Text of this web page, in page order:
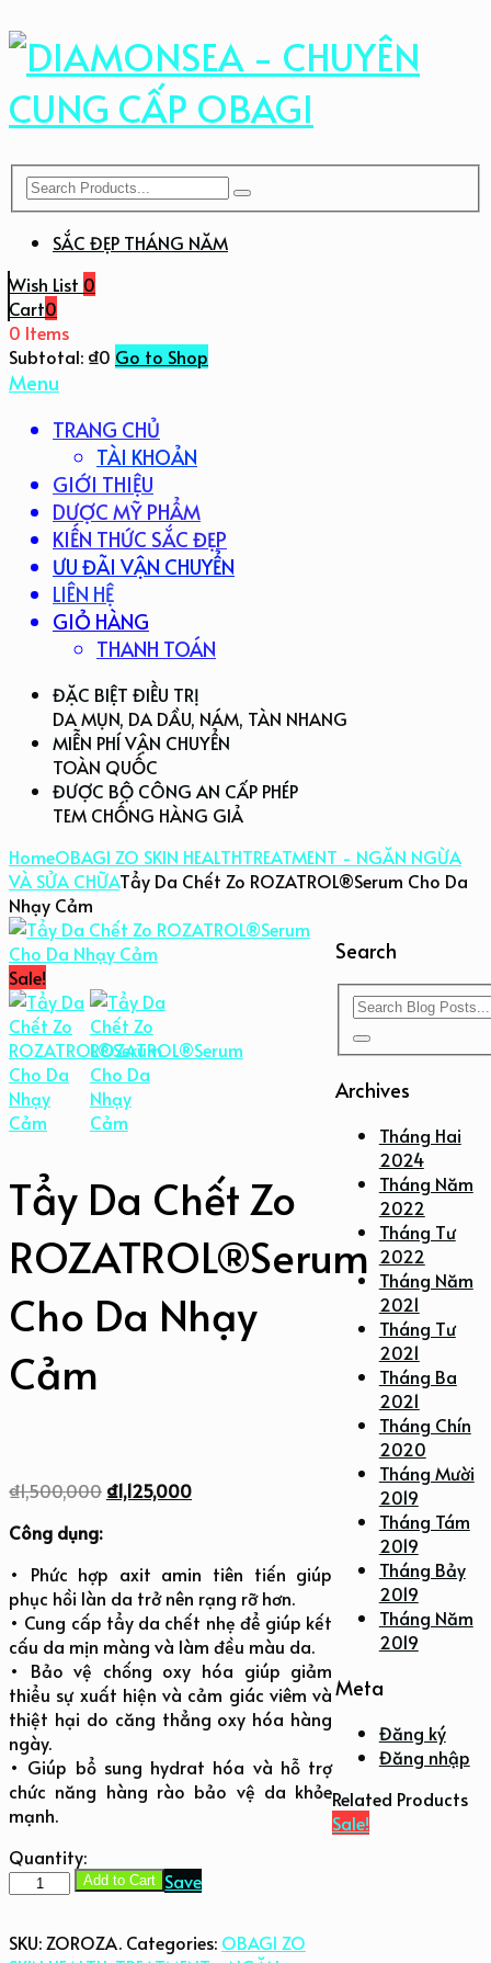
SẮC ĐẸP THÁNG NĂM
Wish List 0
Cart0
0 Items
Subtotal: ₫0 Go to Shop
Menu
TRANG CHỦ
TÀI KHOẢN
GIỚI THIỆU
DƯỢC MỸ PHẨM
KIẾN THỨC SẮC ĐẸP
ƯU ĐÃI VẬN CHUYỂN
LIÊN HỆ
GIỎ HÀNG
THANH TOÁN
ĐẶC BIỆT ĐIỀU TRỊ
DA MỤN, DA DẦU, NÁM, TÀN NHANG
MIỄN PHÍ VẬN CHUYỂN
TOÀN QUỐC
ĐƯỢC BỘ CÔNG AN CẤP PHÉP
TEM CHỐNG HÀNG GIẢ
HomeOBAGI ZO SKIN HEALTHTREATMENT - NGĂN NGỪA
VÀ SỬA CHỮATẩy Da Chết Zo ROZATROL®Serum Cho Da
Nhạy Cảm
Sale!
Tẩy Da Chết Zo
ROZATROL®Serum
Cho Da Nhạy
Cảm
₫1,500,000 ₫1,125,000
Công dụng:
• Phức hợp axit amin tiên tiến giúp
phục hồi làn da trở nên rạng rỡ hơn.
• Cung cấp tẩy da chết nhẹ để giúp kết
cấu da mịn màng và làm đều màu da.
• Bảo vệ chống oxy hóa giúp giảm
thiểu sự xuất hiện và cảm giác viêm và
thiệt hại do căng thẳng oxy hóa hàng
ngày.
• Giúp bổ sung hydrat hóa và hỗ trợ
chức năng hàng rào bảo vệ da khỏe
mạnh.
Quantity:
Tẩy
Da
Zo
Add to Cart Save
SKU: ZOROZA. Categories: OBAGI ZO
Search
Archives
Tháng Hai
2024
Tháng Năm
2022
Tháng Tư
2022
Tháng Năm
2021
Tháng Tư
2021
Tháng Ba
2021
Tháng Chín
2020
Tháng Mười
2019
Tháng Tám
2019
Tháng Bảy
2019
Tháng Năm
2019
Meta
Đăng ký
Đăng nhập
Related Products
Sale!